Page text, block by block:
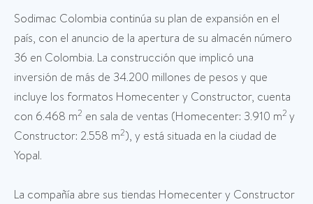
Sodimac Colombia continúa su plan de expansión en el
país, con el anuncio de la apertura de su almacén número
36 en Colombia. La construcción que implicó una
inversión de más de 34.200 millones de pesos y que
incluye los formatos Homecenter y Constructor, cuenta
con 6.468 m2 en sala de ventas (Homecenter: 3.910 m2 y
Constructor: 2.558 m2), y está situada en la ciudad de
Yopal.
La compañía abre sus tiendas Homecenter y Constructor